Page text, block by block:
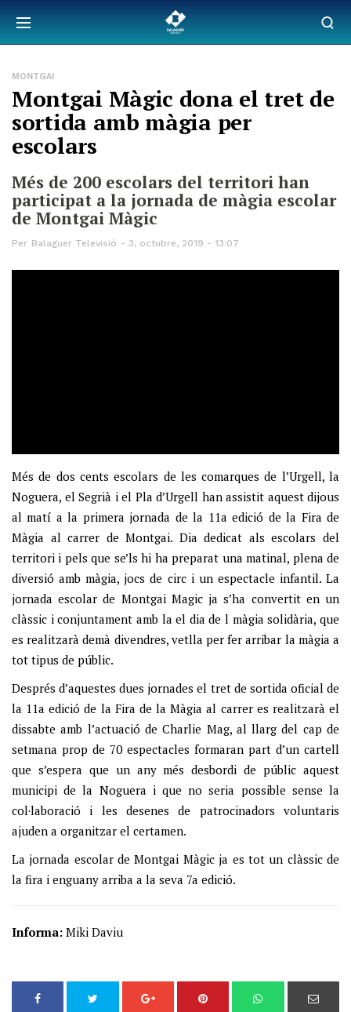
MONTGAI
Montgai Màgic dona el tret de
sortida amb màgia per
escolars
Més de 200 escolars del territori han
participat a la jornada de màgia escolar
de Montgai Màgic
Per Balaguer Televisió 3, octubre, 2019 - 13:07
Més de dos cents escolars de les comarques de l’Urgell, la
Noguera, el Segrià i el Pla d’Urgell han assistit aquest dijous
al matí a la primera jornada de la 11a edició de la Fira de
Màgia al carrer de Montgai. Dia dedicat als escolars del
territori i pels que se’ls hi ha preparat una matinal, plena de
diversió amb màgia, jocs de circ i un espectacle infantil. La
jornada escolar de Montgai Magic ja s’ha convertit en un
clàssic i conjuntament amb la el dia de l màgia solidària, que
es realitzarà demà divendres, vetlla per fer arribar la màgia a
tot tipus de públic.
Després d’aquestes dues jornades el tret de sortida oficial de
la 11a edició de la Fira de la Màgia al carrer es realitzarà el
dissabte amb l’actuació de Charlie Mag, al llarg del cap de
setmana prop de 70 espectacles formaran part d’un cartell
que s’espera que un any més desbordi de públic aquest
municipi de la Noguera i que no seria possible sense la
col·laboració i les desenes de patrocinadors voluntaris
ajuden a organitzar el certamen.
La jornada escolar de Montgai Màgic ja es tot un clàssic de
la fira i enguany arriba a la seva 7a edició.
Informa: Miki Daviu